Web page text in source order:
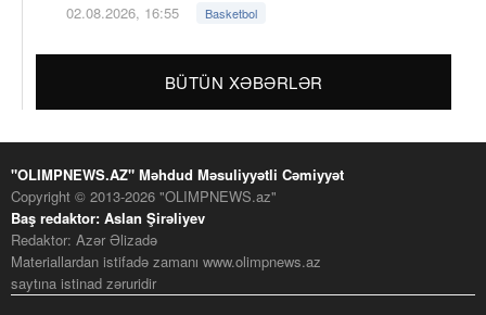
02.08.2026, 16:55 Basketbol
BÜTÜN XƏBƏRLƏR
"OLIMPNEWS.AZ" Məhdud Məsuliyyətli Cəmiyyət
Copyright © 2013-2026 "OLIMPNEWS.az"
Baş redaktor: Aslan Şirəliyev
Redaktor: Azər Əlizadə
Materiallardan istifadə zamanı www.olimpnews.az
saytına istinad zəruridir